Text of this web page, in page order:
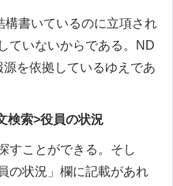
構書いているのに立項され
ていないからである。ND
を依拠しているゆえであ
検索>役員の状況
すことができる。そし
の状況」欄に記載があれ